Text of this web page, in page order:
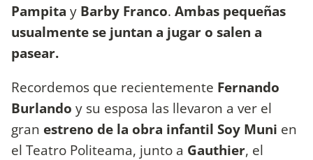
Pampita y Barby Franco. Ambas pequeñas
usualmente se juntan a jugar o salen a
pasear.
Recordemos que recientemente Fernando
Burlando y su esposa las llevaron a ver el
gran estreno de la obra infantil Soy Muni en
el Teatro Politeama, junto a Gauthier, el